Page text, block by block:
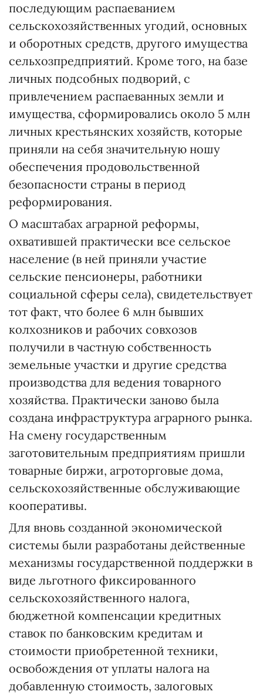
последующим распаеванием
сельскохозяйственных угодий, основных
и оборотных средств, другого имущества
сельхозпредприятий. Кроме того, на базе
личных подсобных подворий, с
привлечением распаеванных земли и
имущества, сформировались около 5 млн
личных крестьянских хозяйств, которые
приняли на себя значительную ношу
обеспечения продовольственной
безопасности страны в период
реформирования.
О масштабах аграрной реформы,
охватившей практически все сельское
население (в ней приняли участие
сельские пенсионеры, работники
социальной сферы села), свидетельствует
тот факт, что более 6 млн бывших
колхозников и рабочих совхозов
получили в частную собственность
земельные участки и другие средства
производства для ведения товарного
хозяйства. Практически заново была
создана инфраструктура аграрного рынка.
На смену государственным
заготовительным предприятиям пришли
товарные биржи, агроторговые дома,
сельскохозяйственные обслуживающие
кооперативы.
Для вновь созданной экономической
системы были разработаны действенные
механизмы государственной поддержки в
виде льготного фиксированного
сельскохозяйственного налога,
бюджетной компенсации кредитных
ставок по банковским кредитам и
стоимости приобретенной техники,
освобождения от уплаты налога на
добавленную стоимость, залоговых